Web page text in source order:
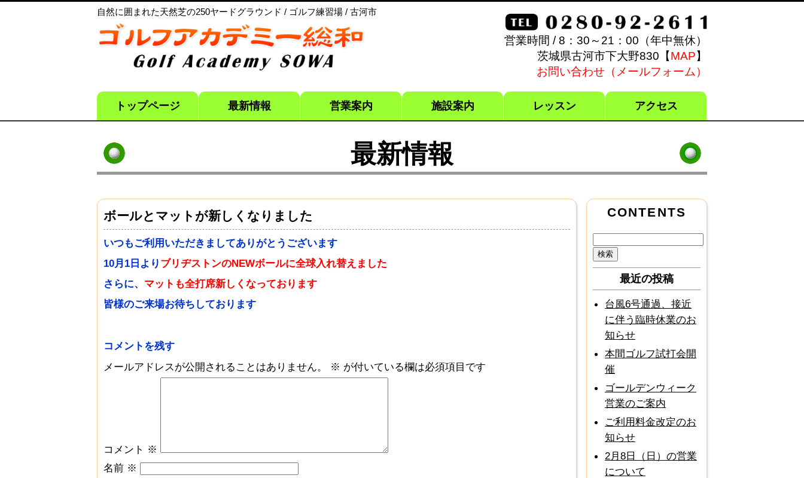
自然に囲まれた天然芝の250ヤードグラウンド / ゴルフ練習場 / 古河市
営業時間 / 8：30～21：00（年中無休）
茨城県古河市下大野830【MAP】
お問い合わせ（メールフォーム）
トップページ 最新情報 営業案内 施設案内 レッスン アクセス
最新情報
ボールとマットが新しくなりました
いつもご利用いただきましてありがとうございます
10月1日より ブリヂストンのNEWボールに全球入れ替えました
さらに、 マットも全打席新しくなっております
皆様のご来場お待ちしております
コメントを残す
メールアドレスが公開されることはありません。
※ が付いている欄は必須項目です
コメント ※
名前 ※
CONTENTS
索:
最近の投稿
台風6号通過、接近
に伴う臨時休業のお
知らせ
本間ゴルフ試打会開
催
ゴールデンウィーク
営業のご案内
ご利用料金改定のお
知らせ
2月8日（日）の営業
について